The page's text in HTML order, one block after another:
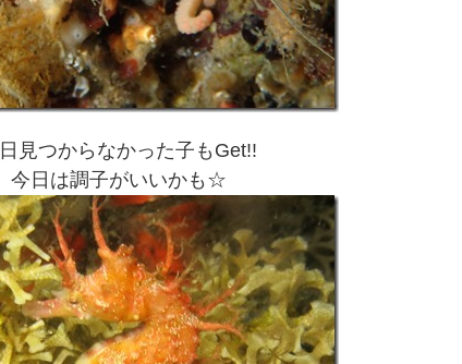
見つからなかった子もGet!!
今日は調子がいいかも☆